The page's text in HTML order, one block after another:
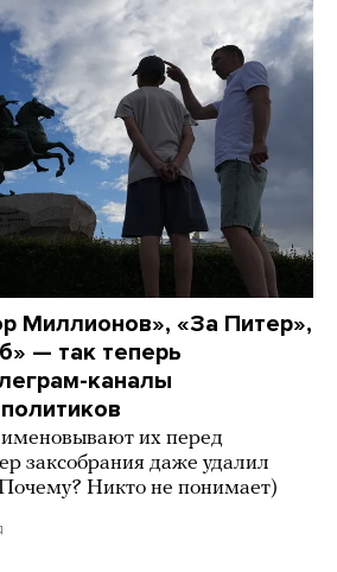
Миллионов», «За Питер»,
— так теперь
каналы
их перед
заксобрания даже удалил
Никто не понимает)